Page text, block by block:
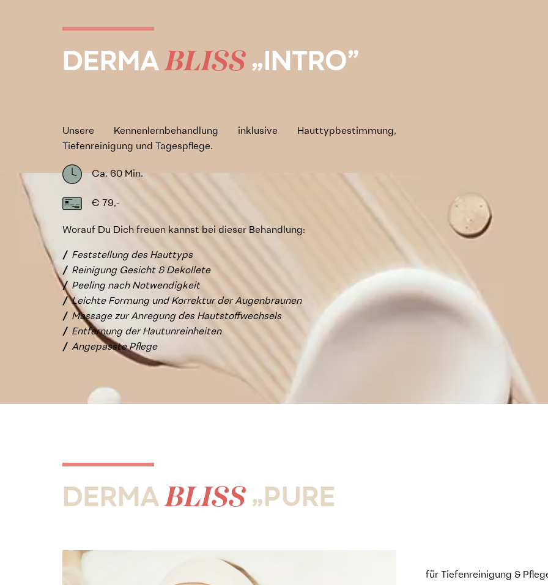
DERMABLISS „INTRO”
Unsere Kennenlernbehandlung inklusive Hauttypbestimmung,
Tiefenreinigung und Tagespflege.
Ca. 60 Min.
€ 79,-
Worauf Du Dich freuen kannst bei dieser Behandlung:
Feststellung des Hauttyps
Reinigung Gesicht & Dekollete
Peeling nach Notwendigkeit
Leichte Formung und Korrektur der Augenbraunen
Massage zur Anregung des Hautstoffwechsels
Entfernung der Hautunreinheiten
Angepasste Pflege
DERMABLISS „PURE
für Tiefenreinigung &